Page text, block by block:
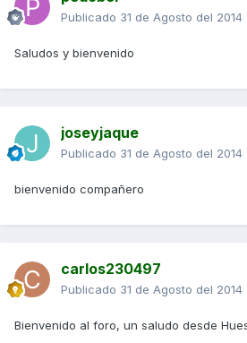
Publicado 31 de Agosto del 2014
Saludos y bienvenido
joseyjaque
Publicado 31 de Agosto del 2014
bienvenido compañero
carlos230497
Publicado 31 de Agosto del 2014
Bienvenido al foro, un saludo desde